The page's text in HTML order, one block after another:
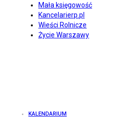
Mała księgowość
Kancelarierp.pl
Wieści Rolnicze
Życie Warszawy
KALENDARIUM